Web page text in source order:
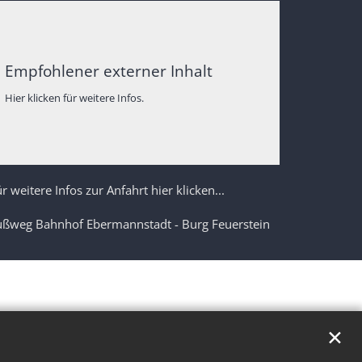
✕
Empfohlener externer Inhalt
Hier klicken für weitere Infos.
weitere Infos zur Anfahrt hier klicken...
Bahnhof Ebermannstadt - Burg Feuerstein